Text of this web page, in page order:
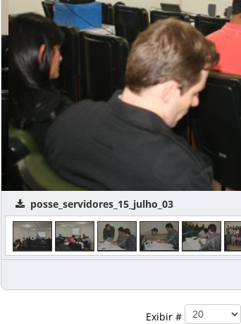
posse_servidores_15_julho_03
Exibir #